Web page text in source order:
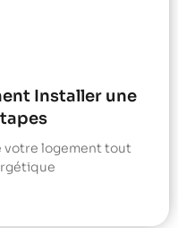
Installer une
votre logement tout